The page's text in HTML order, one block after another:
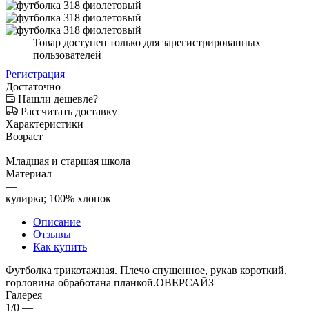
Товар доступен только для зарегистрированных
пользователей
Регистрация
Достаточно
Нашли дешевле?
Рассчитать доставку
Характеристики
Возраст
—
Младшая и старшая школа
Материал
—
кулирка; 100% хлопок
Описание
Отзывы
Как купить
Футболка трикотажная. Плечо спущенное, рукав короткий,
горловина обработана планкой.ОВЕРСАЙЗ
Галерея
1/0 —